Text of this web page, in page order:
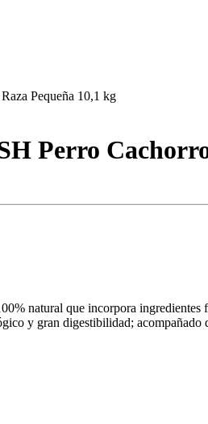
Perro
natural que incorpora
y gran digestibilidad;